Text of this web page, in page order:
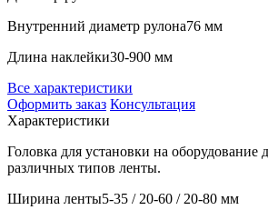
Внутренний диаметр рулона76 мм
Длина наклейки30-900 мм
Все характеристики
Оформить заказ Консультация
Характеристики
Головка для установки на оборудование
различных типов ленты.
Ширина ленты5-35 / 20-60 / 20-80 мм